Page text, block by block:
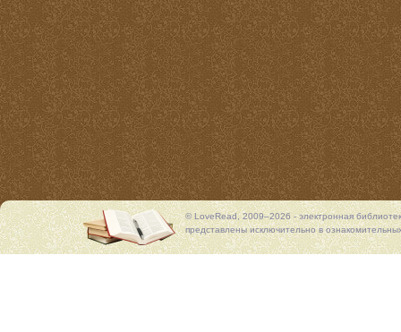
© LoveRead, 2009–2026 - электронная
представлены исключительно в